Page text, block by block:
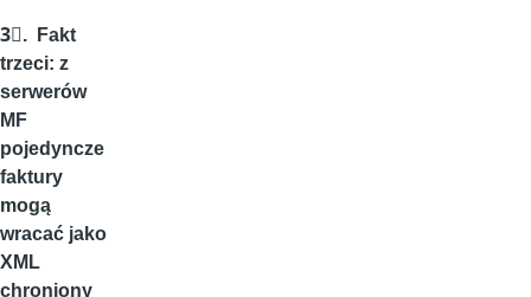
3⃣. Fakt
trzeci: z
serwerów
MF
pojedyncze
faktury
mogą
wracać jako
XML
chroniony